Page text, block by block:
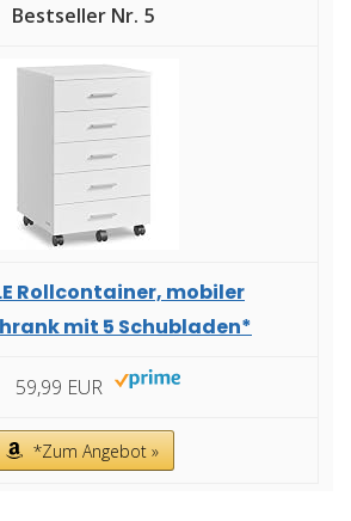
5
Rollcontainer, mobiler
mit 5 Schubladen*
59,99 EUR
*Zum Angebot »